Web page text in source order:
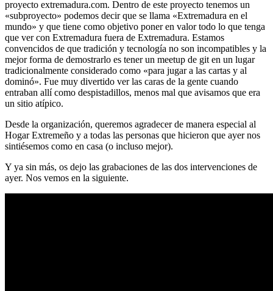
proyecto extremadura.com. Dentro de este proyecto tenemos un
«subproyecto» podemos decir que se llama «Extremadura en el
mundo» y que tiene como objetivo poner en valor todo lo que tenga
que ver con Extremadura fuera de Extremadura. Estamos
convencidos de que tradición y tecnología no son incompatibles y la
mejor forma de demostrarlo es tener un meetup de git en un lugar
tradicionalmente considerado como «para jugar a las cartas y al
dominó». Fue muy divertido ver las caras de la gente cuando
entraban allí como despistadillos, menos mal que avisamos que era
un sitio atípico.
Desde la organización, queremos agradecer de manera especial al
Hogar Extremeño y a todas las personas que hicieron que ayer nos
sintiésemos como en casa (o incluso mejor).
Y ya sin más, os dejo las grabaciones de las dos intervenciones de
ayer. Nos vemos en la siguiente.